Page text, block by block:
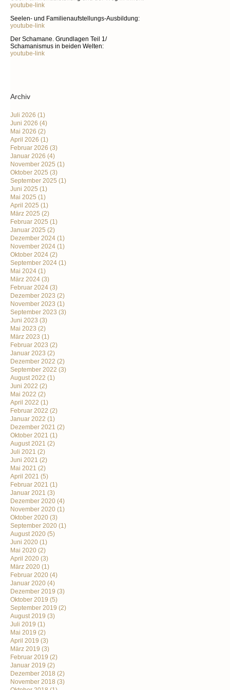
youtube-link
Seelen- und Familienaufstellungs-Ausbildung:
youtube-link
Der Schamane. Grundlagen Teil 1/
Schamanismus in beiden Welten:
youtube-link
Archiv
Juli 2026 (1)
Juni 2026 (4)
Mai 2026 (2)
April 2026 (1)
Februar 2026 (3)
Januar 2026 (4)
November 2025 (1)
Oktober 2025 (3)
September 2025 (1)
Juni 2025 (1)
Mai 2025 (1)
April 2025 (1)
März 2025 (2)
Februar 2025 (1)
Januar 2025 (2)
Dezember 2024 (1)
November 2024 (1)
Oktober 2024 (2)
September 2024 (1)
Mai 2024 (1)
März 2024 (3)
Februar 2024 (3)
Dezember 2023 (2)
November 2023 (1)
September 2023 (3)
Juni 2023 (3)
Mai 2023 (2)
März 2023 (1)
Februar 2023 (2)
Januar 2023 (2)
Dezember 2022 (2)
September 2022 (3)
August 2022 (1)
Juni 2022 (2)
Mai 2022 (2)
April 2022 (1)
Februar 2022 (2)
Januar 2022 (1)
Dezember 2021 (2)
Oktober 2021 (1)
August 2021 (2)
Juli 2021 (2)
Juni 2021 (2)
Mai 2021 (2)
April 2021 (5)
Februar 2021 (1)
Januar 2021 (3)
Dezember 2020 (4)
November 2020 (1)
Oktober 2020 (3)
September 2020 (1)
August 2020 (5)
Juni 2020 (1)
Mai 2020 (2)
April 2020 (3)
März 2020 (1)
Februar 2020 (4)
Januar 2020 (4)
Dezember 2019 (3)
Oktober 2019 (5)
September 2019 (2)
August 2019 (3)
Juli 2019 (1)
Mai 2019 (2)
April 2019 (3)
März 2019 (3)
Februar 2019 (2)
Januar 2019 (2)
Dezember 2018 (2)
November 2018 (3)